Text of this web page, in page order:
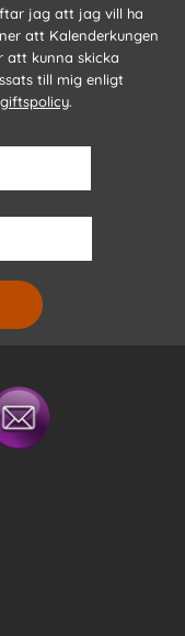
jag att jag vill ha
att Kalenderkungen
att kunna skicka
till mig enligt
.